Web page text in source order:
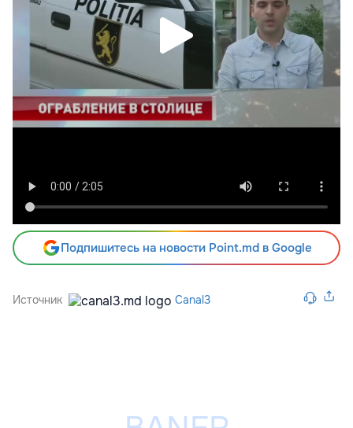
Подпишитесь на новости Point.md в Google
Источник Canal3